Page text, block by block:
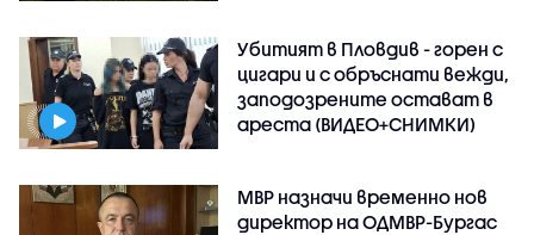
Убитият в Пловдив - горен с
цигари и с обръснати вежди,
заподозрените остават в
ареста (ВИДЕО+СНИМКИ)
МВР назначи временно нов
директор на ОДМВР-Бургас